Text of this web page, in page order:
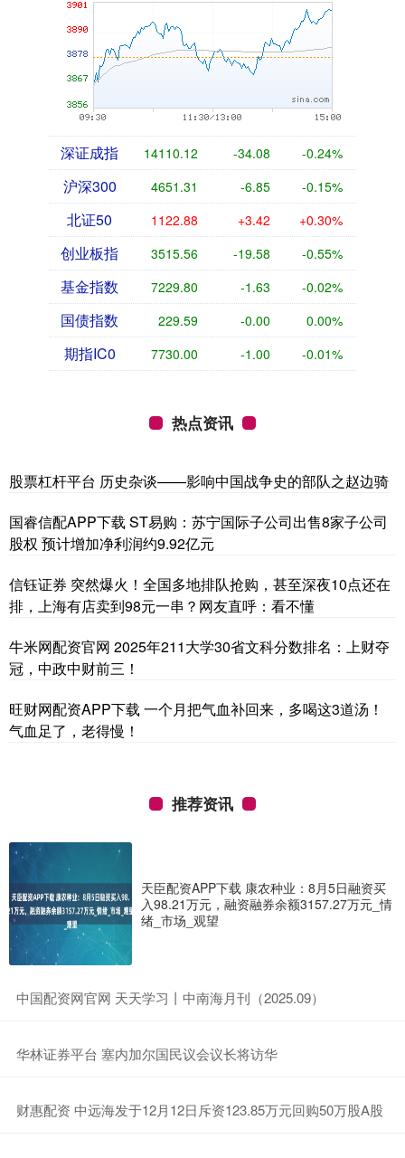
深证成指 14110.12 -34.08 -0.24%
沪深300 4651.31 -6.85 -0.15%
北证50 1122.88 +3.42 +0.30%
创业板指 3515.56 -19.58 -0.55%
基金指数 7229.80 -1.63 -0.02%
国债指数 229.59 -0.00 0.00%
期指IC0 7730.00 -1.00 -0.01%
热点资讯
股票杠杆平台 历史杂谈——影响中国战争史的部队之赵边骑
国睿信配APP下载 ST易购：苏宁国际子公司出售8家子公司
股权 预计增加净利润约9.92亿元
信钰证券 突然爆火！全国多地排队抢购，甚至深夜10点还在
排，上海有店卖到98元一串？网友直呼：看不懂
牛米网配资官网 2025年211大学30省文科分数排名：上财夺
冠，中政中财前三！
旺财网配资APP下载 一个月把气血补回来，多喝这3道汤！
气血足了，老得慢！
推荐资讯
天臣配资APP下载 康农种业：8月5日融资买
入98.21万元，融资融券余额3157.27万元_情
绪_市场_观望
​中国配资网官网 天天学习丨中南海月刊（2025.09）
​华林证券平台 塞内加尔国民议会议长将访华
​财惠配资 中远海发于12月12日斥资123.85万元回购50万股A股